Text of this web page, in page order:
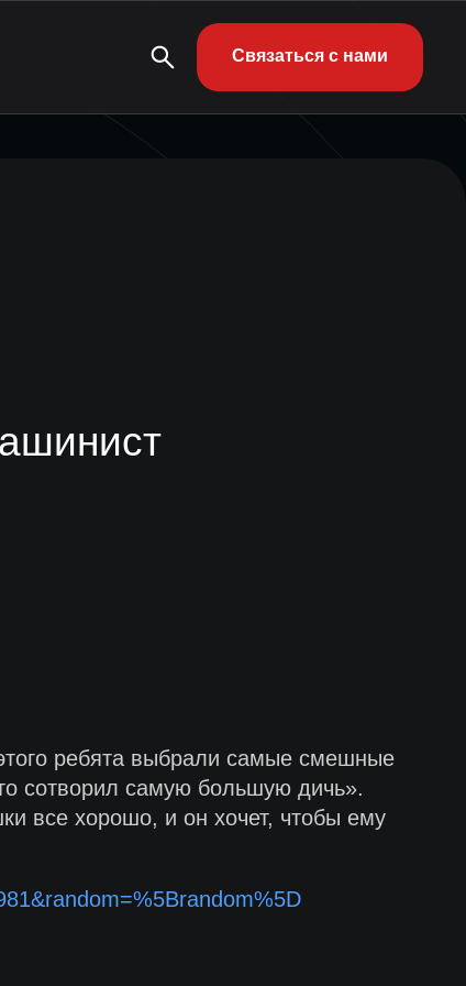
Связаться с нами
ребята выбрали самые смешные
сотворил самую большую дичь».
все хорошо, и он хочет, чтобы ему